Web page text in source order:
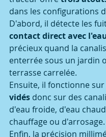
dans les configurations
D'abord, il détecte les
contact direct avec
précieux quand la
enterrée sous un jardin
terrasse carrelée.
Ensuite, il fonctionne sur
vidés donc sur des
d'eau froide, d'eau
chauffage ou d'arrosage.
Enfin, la précision